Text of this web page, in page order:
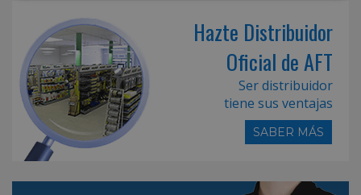
Hazte Distribuidor
Oficial de AFT
Ser distribuidor
tiene sus ventajas
SABER MÁS